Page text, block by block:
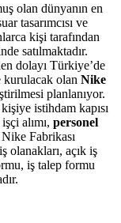
olan dünyanın en
tasarımcısı ve
kişi tarafından
satılmaktadır.
dolayı Türkiye’de
kurulacak olan Nike
planlanıyor.
istihdam kapısı
alımı, personel
Fabrikası
olanakları, açık iş
iş talep formu